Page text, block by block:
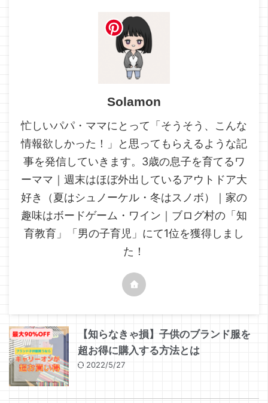
Solamon
忙しいパパ・ママにとって「そうそう、こんな
情報欲しかった！」と思ってもらえるような記
事を発信していきます。3歳の息子を育てるワ
ーママ｜週末はほぼ外出しているアウトドア大
好き（夏はシュノーケル・冬はスノボ）｜家の
趣味はボードゲーム・ワイン｜ブログ村の「知
育教育」「男の子育児」にて1位を獲得しまし
た！
【知らなきゃ損】子供のブランド服を
超お得に購入する方法とは
2022/5/27